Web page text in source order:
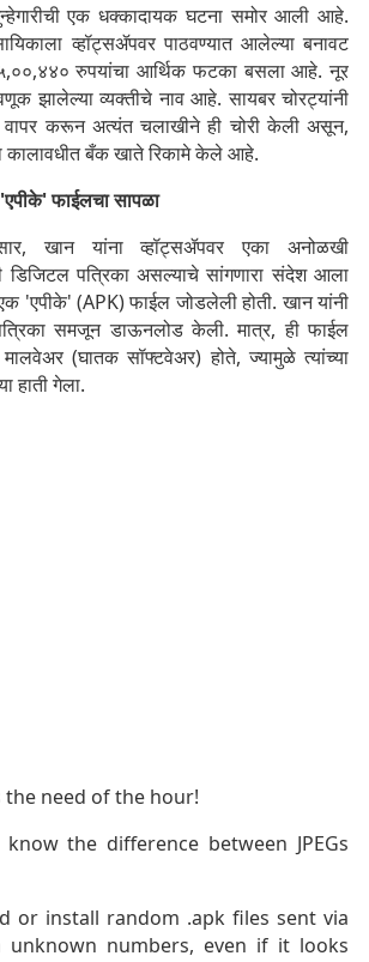
एक धक्कादायक घटना समोर आली आहे.
व्हॉट्सॲपवर पाठवण्यात आलेल्या बनावट
रुपयांचा आर्थिक फटका बसला आहे. नूर
झालेल्या व्यक्तीचे नाव आहे. सायबर चोरट्यांनी
वापर करून अत्यंत चलाखीने ही चोरी केली असून,
कालावधीत बँक खाते रिकामे केले आहे.
फाईलचा सापळा
खान यांना व्हॉट्सॲपवर एका अनोळखी
डिजिटल पत्रिका असल्याचे सांगणारा संदेश आला
'एपीके' (APK) फाईल जोडलेली होती. खान यांनी
समजून डाऊनलोड केली. मात्र, ही फाईल
(घातक सॉफ्टवेअर) होते, ज्यामुळे त्यांच्या
हाती गेला.
the need of the hour!
the difference between JPEGs
or install random .apk files sent via
unknown numbers, even if it looks